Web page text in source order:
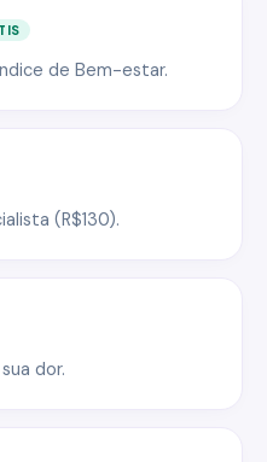
de Bem-estar.
(R$130).
dor.